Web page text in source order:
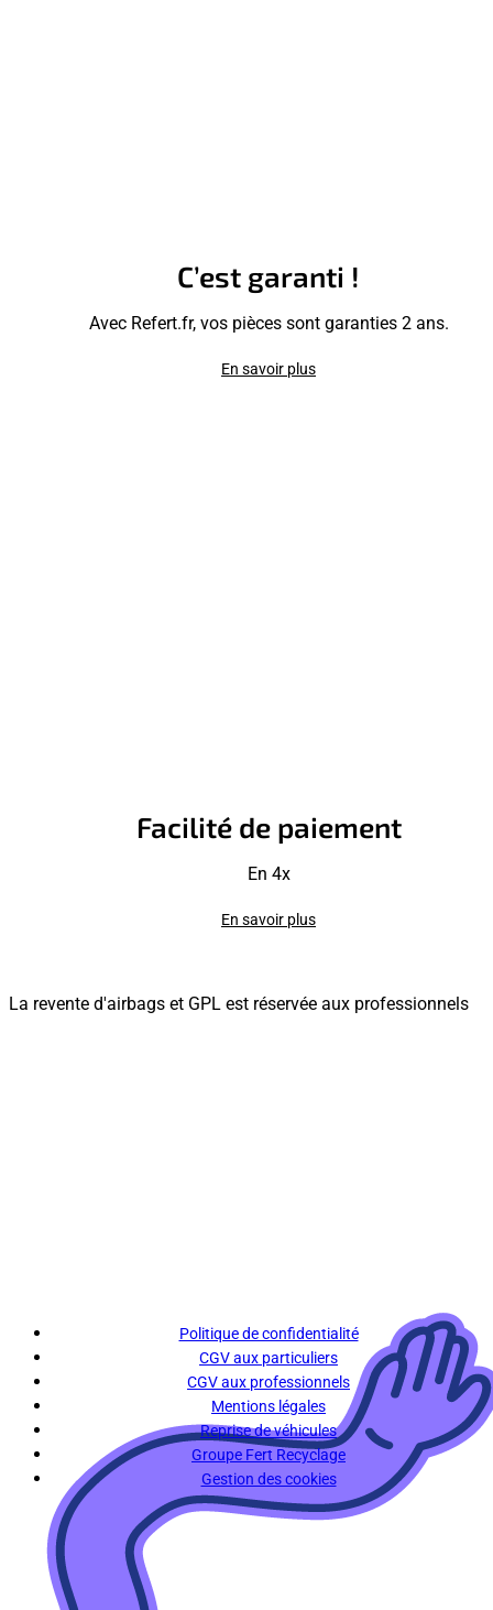
C’est garanti !
Avec Refert.fr, vos pièces sont garanties 2 ans.
En savoir plus
Facilité de paiement
En 4x
En savoir plus
La revente d'airbags et GPL est réservée aux professionnels
Politique de confidentialité
CGV aux particuliers
CGV aux professionnels
Mentions légales
Reprise de véhicules
Groupe Fert Recyclage
Gestion des cookies